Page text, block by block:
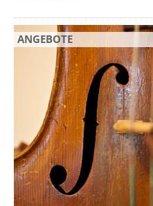
ANGEBOTE